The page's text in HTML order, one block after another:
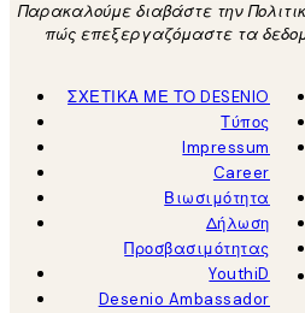
Παρακαλούμε διαβάστε την
πώς επεξεργαζόμαστε τα
ΣΧΕΤΙΚΑ ΜΕ ΤΟ DESENIO
Τύπος
Impressum
Career
Βιωσιμότητα
Δήλωση
Προσβασιμότητας
YouthiD
Desenio Ambassador